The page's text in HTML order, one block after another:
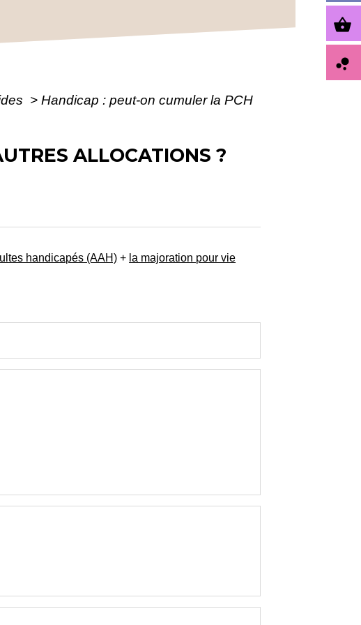
> Handicap : peut-on cumuler la PCH
ALLOCATIONS ?
handicapés (AAH) + la majoration pour vie
shopping_basket
bubble_chart